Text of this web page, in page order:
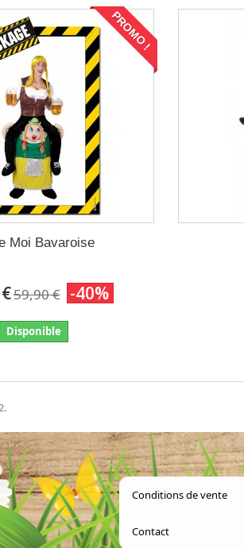
Conditions de vente
Contact
PROMO !
Moi Bavaroise
59,90 € -40%
Disponible